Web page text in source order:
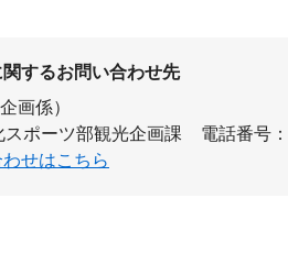
するお問い合わせ先
画係）
ポーツ部観光企画課
電話番号
せはこちら